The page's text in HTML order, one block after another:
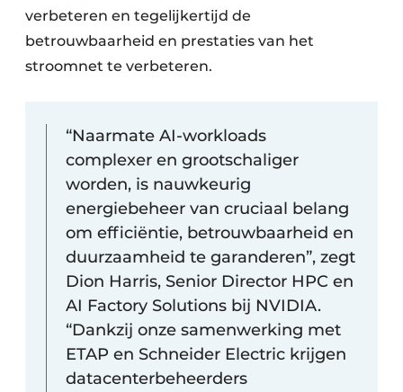
verbeteren en tegelijkertijd de
betrouwbaarheid en prestaties van het
stroomnet te verbeteren.
“Naarmate AI-workloads
complexer en grootschaliger
worden, is nauwkeurig
energiebeheer van cruciaal belang
om efficiëntie, betrouwbaarheid en
duurzaamheid te garanderen”, zegt
Dion Harris, Senior Director HPC en
AI Factory Solutions bij NVIDIA.
“Dankzij onze samenwerking met
ETAP en Schneider Electric krijgen
datacenterbeheerders